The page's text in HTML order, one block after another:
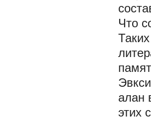
Что
алан
этих